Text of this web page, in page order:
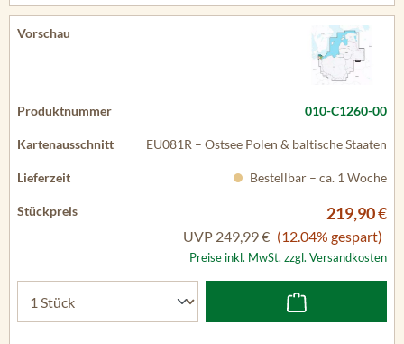
010-C1260-00
EU081R – Ostsee Polen & baltische Staaten
Bestellbar – ca. 1 Woche
219,90 €
UVP 249,99 € (12.04% gespart)
Preise inkl. MwSt. zzgl. Versandkosten